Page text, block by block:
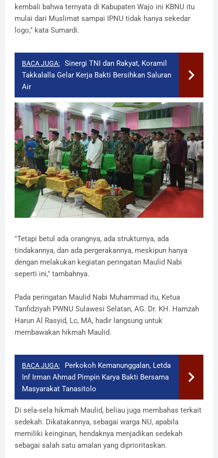
kembali bahwa ternyata di Kabupaten Wajo ini KBNU itu
mulai dari Muslimat sampai IPNU tidak hanya sekedar
logo," kata Sumardi.
BACA JUGA:
Sinergi TNI dan Rakyat, Koramil
Takkalalla Gelar Kerja Bakti Bersihkan Saluran
Air
"Tetapi betul ada orangnya, ada strukturnya, ada
tindakannya, dan ada pergerakannya, meskipun hanya
dengan melakukan kegiatan peringatan Maulid Nabi
seperti ini," tambahnya.
Pada peringatan Maulid Nabi Muhammad itu, Ketua
Tanfidziyah PWNU Sulawesi Selatan, AG. Dr. KH. Hamzah
Harun Al Rasyid, Lc, MA, hadir langsung untuk
membawakan hikmah Maulid.
BACA JUGA:
Perkokoh Kemanunggalan, Letda
Inf Irman Ahmad Pimpin Karya Bakti Bersama
Masyarakat Tanasitolo
Di sela-sela hikmah Maulid, beliau juga membahas terkait
sedekah. Dikatakannya, sebagai warga NU, apabila
memiliki keinginan, hendaknya menjadikan sedekah
sebagai salah satu amalan yang diprioritaskan.